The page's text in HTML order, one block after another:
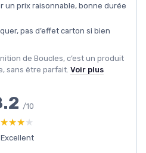
un prix raisonnable, bonne durée
pas d’effet carton si bien
de Boucles, c’est un produit
sans être parfait. Voir plus
/10